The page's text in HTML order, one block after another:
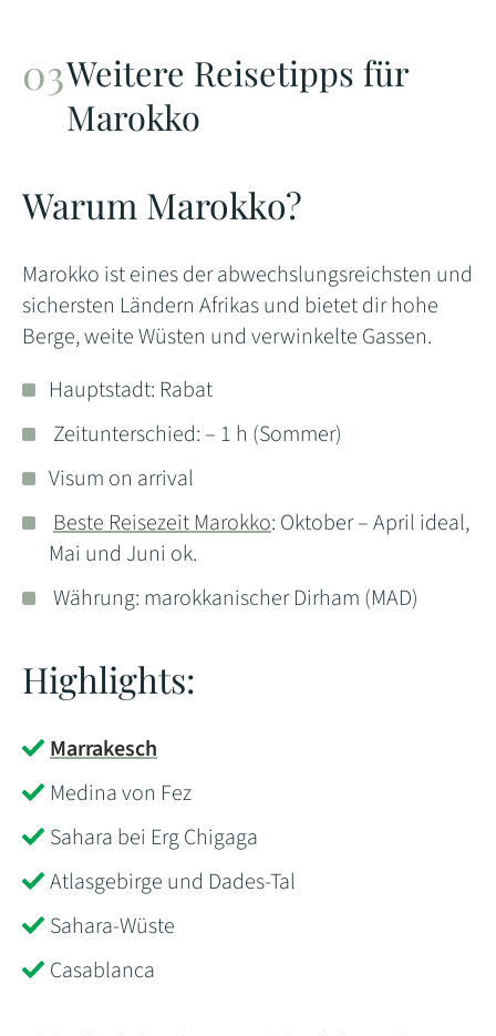
Weitere Reisetipps für
Marokko
Warum Marokko?
Marokko ist eines der abwechslungsreichsten und
sichersten Ländern Afrikas und bietet dir hohe
Berge, weite Wüsten und verwinkelte Gassen.
Hauptstadt: Rabat
Zeitunterschied: – 1 h (Sommer)
Visum on arrival
Beste Reisezeit Marokko: Oktober – April ideal,
Mai und Juni ok.
Währung: marokkanischer Dirham (MAD)
Highlights:
Marrakesch
Medina von Fez
Sahara bei Erg Chigaga
Atlasgebirge und Dades-Tal
Sahara-Wüste
Casablanca